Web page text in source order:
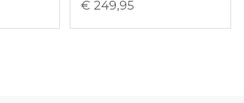
€ 249,95